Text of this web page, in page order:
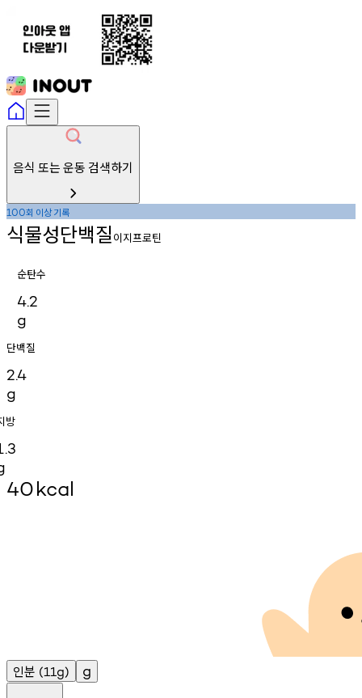
음식 또는 운동 검색하기
100회 이상기록
식물성단백질 이지프로틴
순탄수
4.2
g
단백질
2.4
g
방
40kcal
인분 (11g) g